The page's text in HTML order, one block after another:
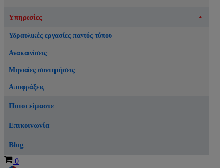
Υπηρεσίες
Υδραυλικές εργασίες παντός τύπου
Ανακαινίσεις
Μηνιαίες συντηρήσεις
Αποφράξεις
Ποιοι είμαστε
Επικοινωνία
Blog
Καλάθι
0